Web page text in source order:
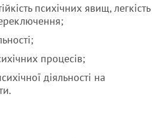
психічних явищ, легкість
процесів;
діяльності на